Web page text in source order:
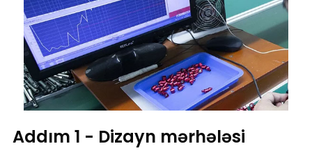
Addım 1 - Dizayn mərhələsi